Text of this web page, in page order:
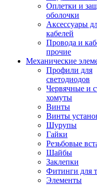
Оплетки и
оболочки
Аксессуары
кабелей
Провода и
прочие
Механические
Профили для
светодиодов
Червячные и
хомуты
Винты
Винты
Шурупы
Гайки
Резьбовые
Шайбы
Заклепки
Фитинги для
Элементы